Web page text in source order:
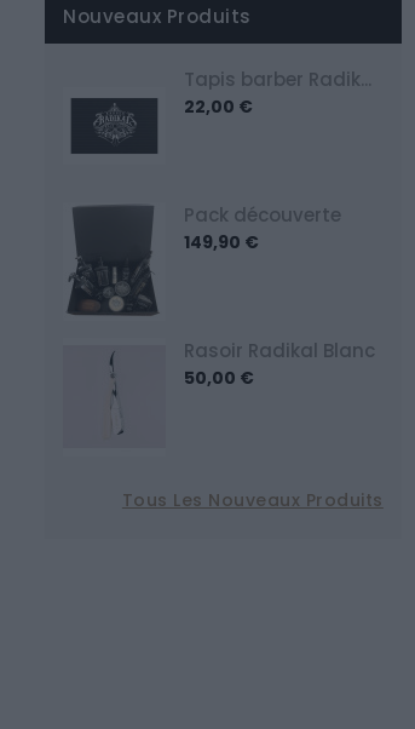
Nouveaux Produits
T
apis barber Radikal Hair Shop
22,00 €
Pack découverte
149,90 €
Rasoir Radikal Blanc
50,00 €
Tous Les Nouveaux Produits